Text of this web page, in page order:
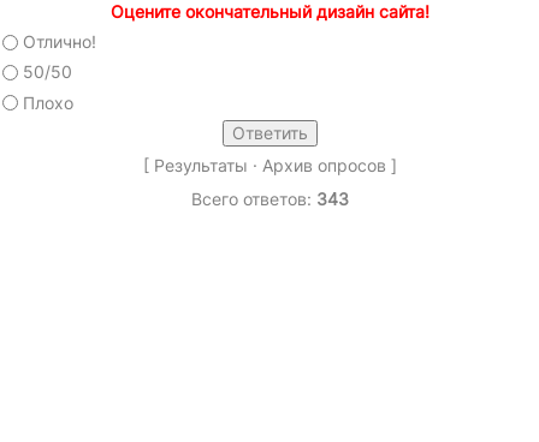
Оцените окончательный дизайн сайта!
Отлично!
50/50
Плохо
[ Результаты · Архив опросов ]
Всего ответов: 343